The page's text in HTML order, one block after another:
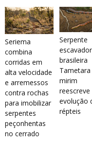
Seriema
combina
corridas em
alta velocidade
e arremessos
contra rochas
para imobilizar
serpentes
peçonhentas
no cerrado
Serpente
brasileira
Tametara
mirim
reescreve
evolução
répteis